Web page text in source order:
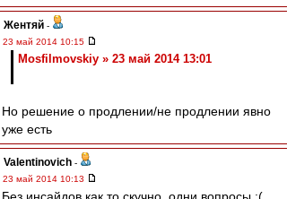
Жентяй -
23 май 2014 10:15
Mosfilmovskiy » 23 май 2014 13:01
Но решение о продлении/не продлении явно
уже есть
Valentinovich -
23 май 2014 10:13